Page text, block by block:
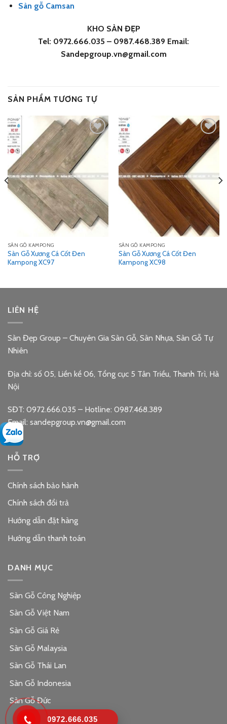
Sàn gỗ Camsan
KHO SÀN ĐẸP
Tel: 0972.666.035 – 0987.468.389 Email:
Sandepgroup.vn@gmail.com
SẢN PHẨM TƯƠNG TỰ
Add
to
wishlist
SÀN GỖ KAMPONG
Sàn Gỗ Xương Cá Cốt Đen
Kampong XC97
Add
to
wishlist
SÀN GỖ KAMPONG
Sàn Gỗ Xương Cá Cốt Đen
Kampong XC98
LIÊN HỆ
Sàn Đẹp Group – Chuyên Gia Sàn Gỗ, Sàn Nhựa, Sàn Gỗ Tự
Nhiên
Địa chỉ: số 05, Liền kề 06, Tổng cục 5 Tân Triều, Thanh Trì, Hà
Nội
SĐT: 0972.666.035 – Hotline: 0987.468.389
Email: sandepgroup.vn@gmail.com
HỖ TRỢ
Chính sách bảo hành
Chính sách đổi trả
Hướng dẫn đặt hàng
Hướng dẫn thanh toán
DANH MỤC
Sàn Gỗ Công Nghiệp
Sàn Gỗ Việt Nam
Sàn Gỗ Giá Rẻ
Sàn Gỗ Malaysia
Sàn Gỗ Thái Lan
Sàn Gỗ Indonesia
Sàn Gỗ Đức
0972.666.035